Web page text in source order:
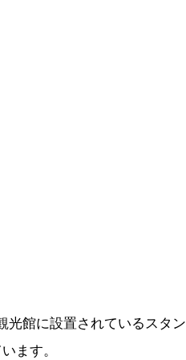
館に設置されているスタ
ます。